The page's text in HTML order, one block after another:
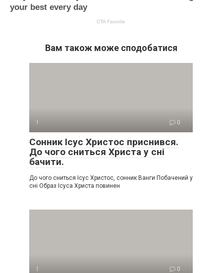
Вам також може сподобатися
І 0
Сонник Ісус Христос приснився.
До чого сниться Христа у сні
бачити.
До чого сниться Ісус Христос, сонник Ванги Побачений у
сні Образ Ісуса Христа повинен
І 0